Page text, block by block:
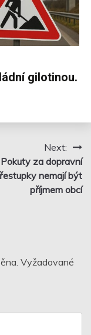
gilotinou.
Next:
Pokuty za dopravní
nemají být
příjmem obcí
Vyžadované